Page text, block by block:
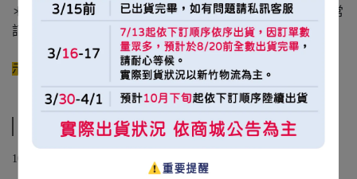
＊嚴禁使用機器人等不當程式搶購，官方商城保有取消異常
訂單之權利。
示意圖參考，請以實物呈現為準
規格說明
100% 聚酯纖維